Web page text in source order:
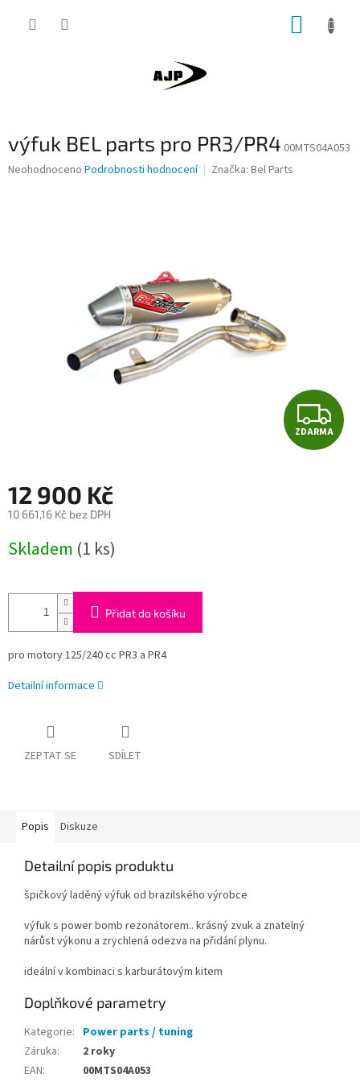
výfuk BEL parts pro PR3/PR4 00MTS04A053
Průměrné
Neohodnoceno Podrobnosti hodnocení Značka: Bel Parts
Z
D
ZDARMA
12 900 Kč
10 661,16 Kč bez DPH
cena:
Skladem (1 ks)
Přidat do košíku
pro motory 125/240 cc PR3 a PR4
Detailní informace
ZEPTAT SE SDÍLET
Popis Diskuze
Detailní popis produktu
špičkový laděný výfuk od brazilského výrobce
výfuk s power bomb rezonátorem.. krásný zvuk a znatelný
nárůst výkonu a zrychlená odezva na přidání plynu.
ideální v kombinaci s karburátovým kitem
Doplňkové parametry
Kategorie: Power parts / tuning
Záruka:
2 roky
EAN: 00MTS04A053